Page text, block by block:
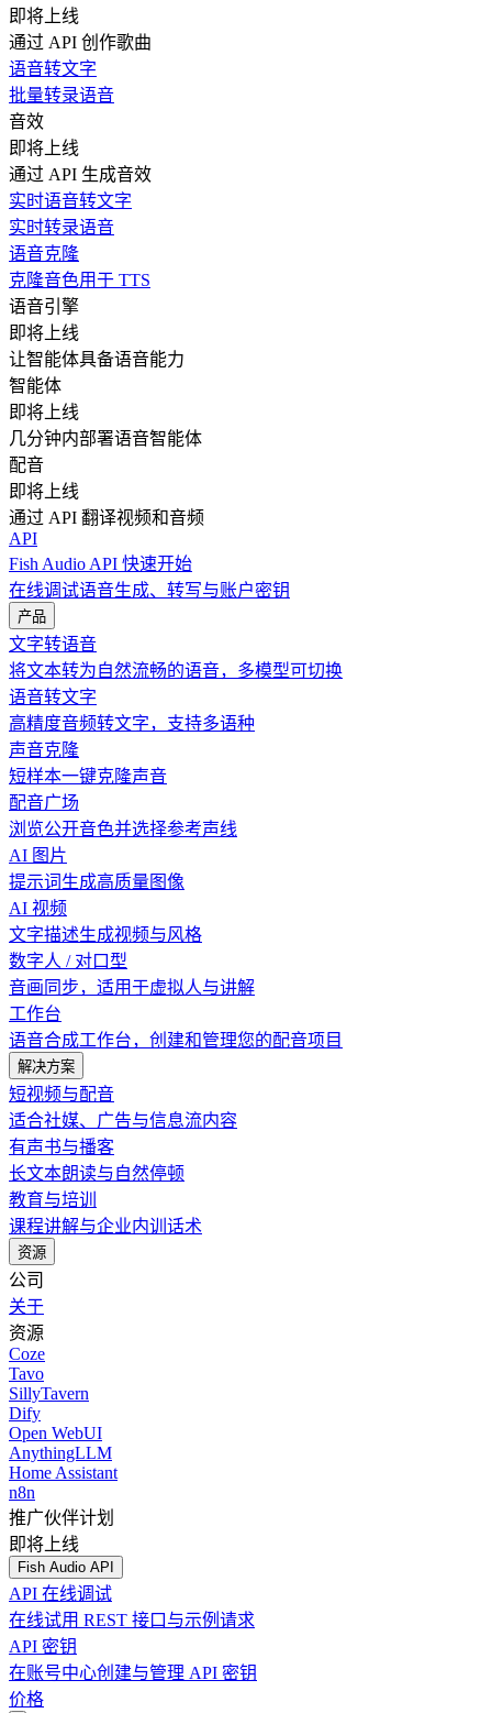
即将上线
通过 API 创作歌曲
语音转文字
批量转录语音
音效
即将上线
通过 API 生成音效
实时语音转文字
实时转录语音
语音克隆
克隆音色用于 TTS
语音引擎
即将上线
让智能体具备语音能力
智能体
即将上线
几分钟内部署语音智能体
配音
即将上线
通过 API 翻译视频和音频
API
Fish Audio API 快速开始
在线调试语音生成、转写与账户密钥
产品
文字转语音
将文本转为自然流畅的语音，多模型可切换
语音转文字
高精度音频转文字，支持多语种
声音克隆
短样本一键克隆声音
配音广场
浏览公开音色并选择参考声线
AI 图片
提示词生成高质量图像
AI 视频
文字描述生成视频与风格
数字人 / 对口型
音画同步，适用于虚拟人与讲解
工作台
语音合成工作台，创建和管理您的配音项目
解决方案
短视频与配音
适合社媒、广告与信息流内容
有声书与播客
长文本朗读与自然停顿
教育与培训
课程讲解与企业内训话术
资源
公司
关于
资源
Coze
Tavo
SillyTavern
Dify
Open WebUI
AnythingLLM
Home Assistant
n8n
推广伙伴计划
即将上线
Fish Audio API
API 在线调试
在线试用 REST 接口与示例请求
API 密钥
在账号中心创建与管理 API 密钥
价格